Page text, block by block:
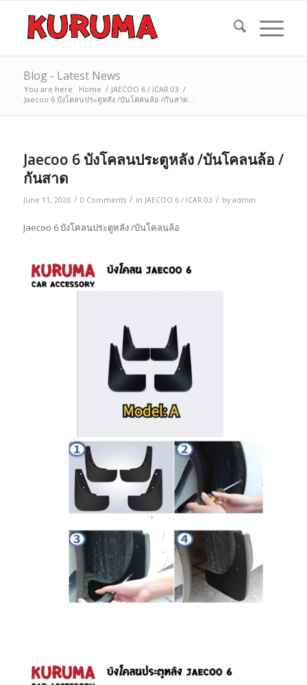
Blog - Latest News
You are here: Home / JAECOO 6 / ICAR 03 /
Jaecoo 6 บังโคลนประตูหลัง /บันโคลนล้อ /กันสาด...
Jaecoo 6 บังโคลนประตูหลัง /บันโคลนล้อ /
กันสาด
June 11, 2026 / 0 Comments / in JAECOO 6 / ICAR 03 / by admin
Jaecoo 6 บังโคลนประตูหลัง /บันโคลนล้อ